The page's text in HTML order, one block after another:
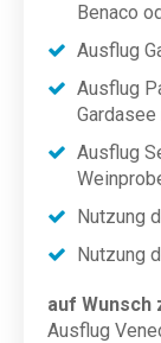
Benaco
Ausflug
Ausflug
Ausflug
Nutzung
Nutzung
auf Wunsch
Ausflug